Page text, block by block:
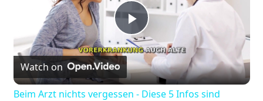
Play
Video
Watch on
Beim Arzt nichts vergessen - Diese 5 Infos sind